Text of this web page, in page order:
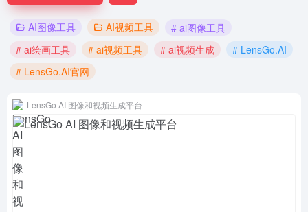
AI图像工具 AI视频工具
# ai图像工具
# ai绘画工具
# ai视频工具 # ai视频生成
# LensGo.AI
# LensGo.AI官网
LensGo AI 图像和视频生成平台